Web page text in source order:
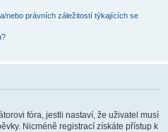
nebo právních záležitostí týkajících se
fóra, jestli nastaví, že uživatel musí
Nicméně registrací získáte přístup k